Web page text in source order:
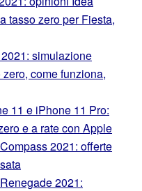
tasso zero per Fiesta,
simulazione
come funziona,
11 e iPhone 11 Pro:
e a rate con Apple
2021: offerte
2021: